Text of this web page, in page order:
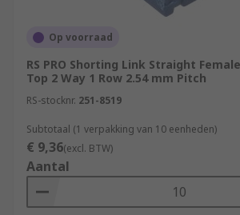
Op voorraad
RS PRO Shorting Link Straight
Top 2 Way 1 Row 2.54 mm Pitch
RS-stocknr. 251-8519
Subtotaal (1 verpakking van 10 eenheden)
€ 9,36(excl. BTW)
Aantal